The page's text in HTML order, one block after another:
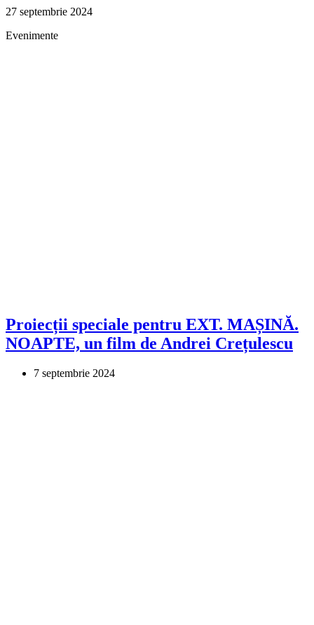
27 septembrie 2024
Evenimente
Proiecții speciale pentru EXT. MAȘINĂ.
NOAPTE, un film de Andrei Crețulescu
7 septembrie 2024